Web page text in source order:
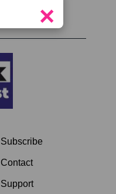
×
Subscribe
Contact
Support